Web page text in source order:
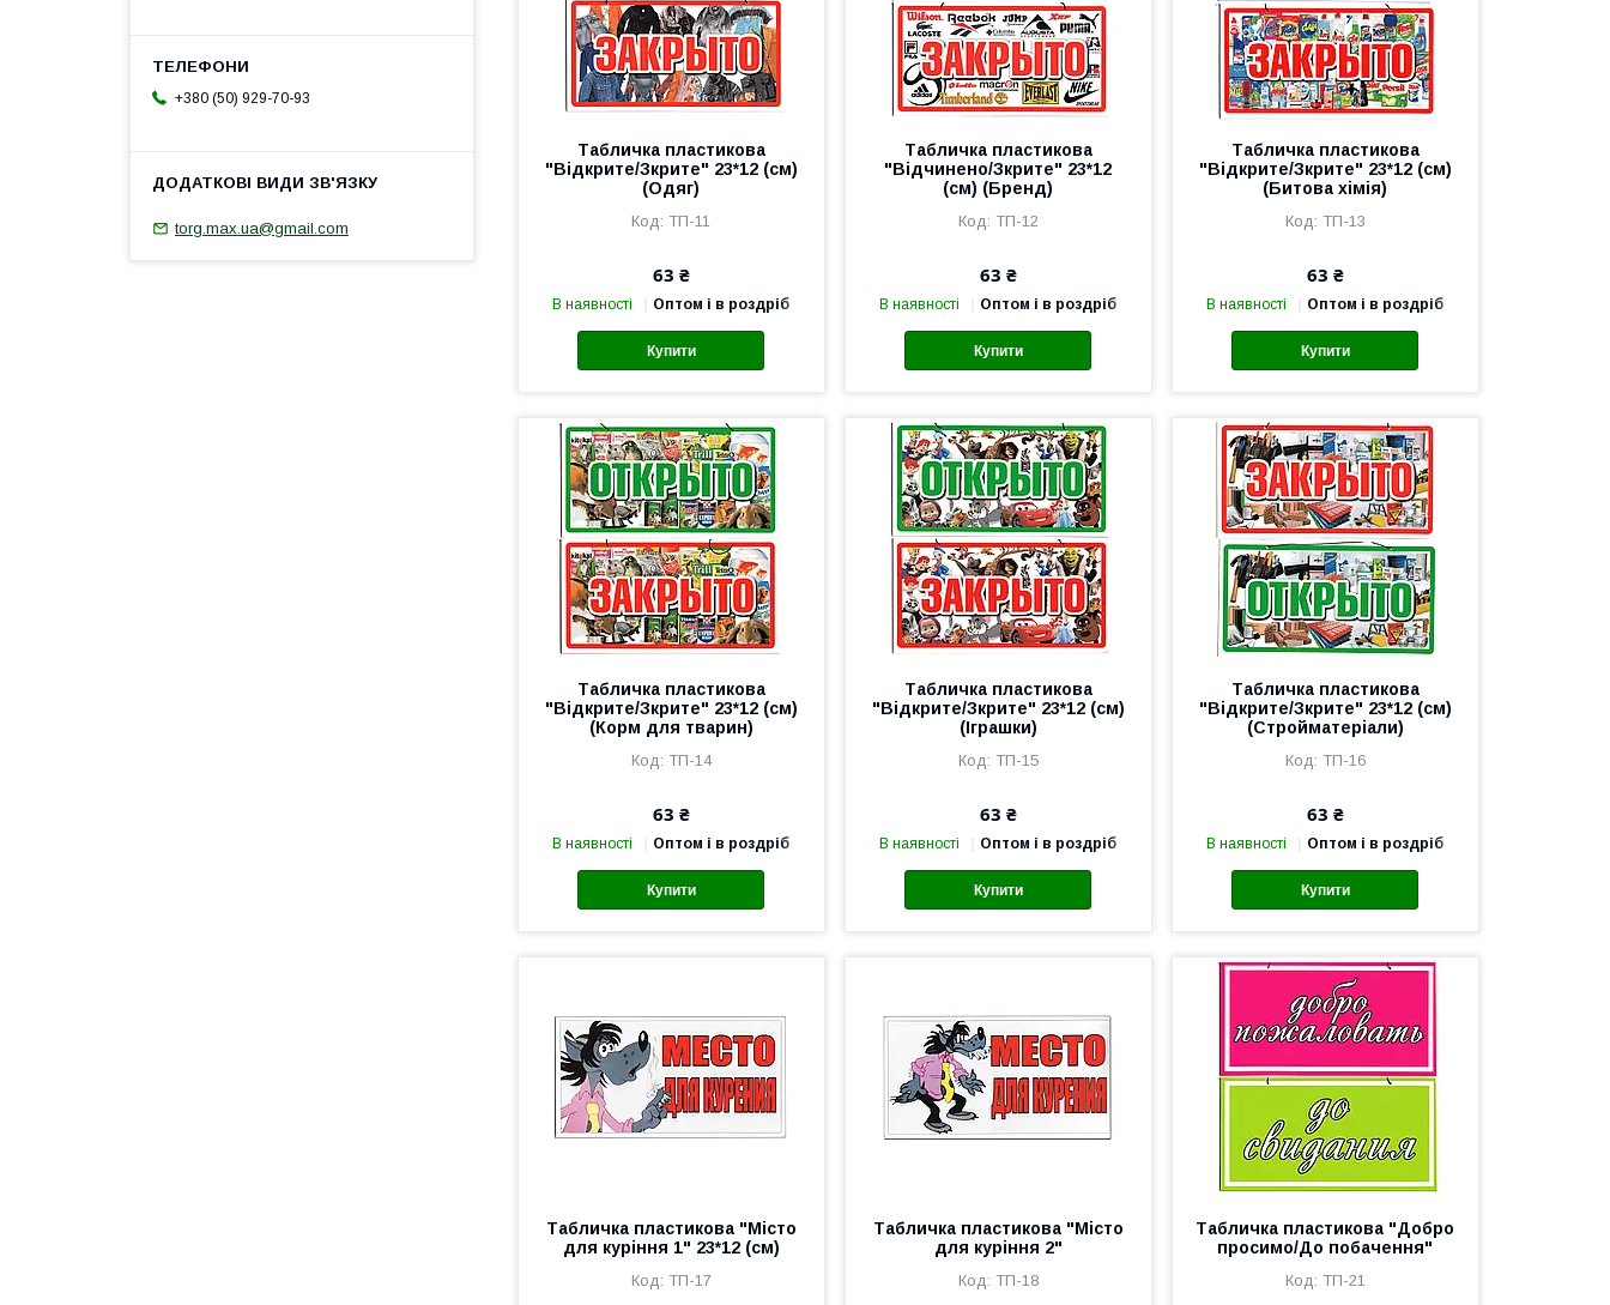
Табличка пластикова
"Відкрите/Зкрите" 23*12 (см)
(Одяг)
ТП-11
63 ₴
В наявності Оптом і в роздріб
Купити
Табличка пластикова
"Відчинено/Зкрите" 23*12
(см) (Бренд)
ТП-12
63 ₴
В наявності Оптом і в роздріб
Купити
Табличка пластикова
"Відкрите/Зкрите" 23*12 (см)
(Битова хімія)
ТП-13
63 ₴
В наявності Оптом і в роздріб
Купити
Табличка пластикова
"Відкрите/Зкрите" 23*12 (см)
(Корм для тварин)
ТП-14
63 ₴
В наявності Оптом і в роздріб
Купити
Табличка пластикова
"Відкрите/Зкрите" 23*12 (см)
(Іграшки)
ТП-15
63 ₴
В наявності Оптом і в роздріб
Купити
Табличка пластикова
"Відкрите/Зкрите" 23*12 (см)
(Стройматеріали)
ТП-16
63 ₴
В наявності Оптом і в роздріб
Купити
Табличка пластикова "Місто
для куріння 1" 23*12 (см)
ТП-17
Табличка пластикова "Місто
для куріння 2"
ТП-18
Табличка пластикова "Добро
просимо/До побачення"
ТП-21
+380 (50) 929-70-93
torg.max.ua@gmail.com